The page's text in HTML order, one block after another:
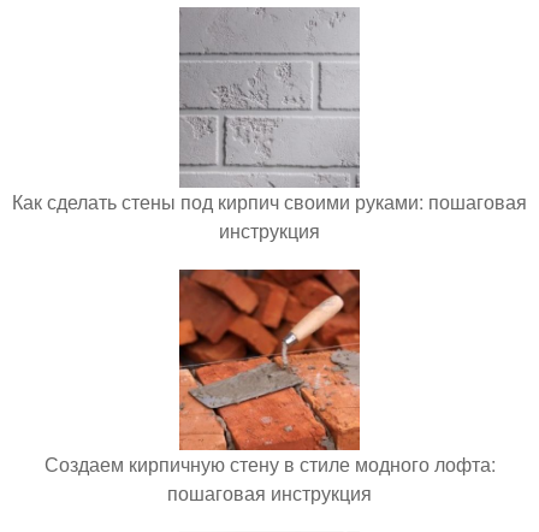
Как сделать стены под кирпич своими руками: пошаговая
инструкция
Создаем кирпичную стену в стиле модного лофта:
пошаговая инструкция